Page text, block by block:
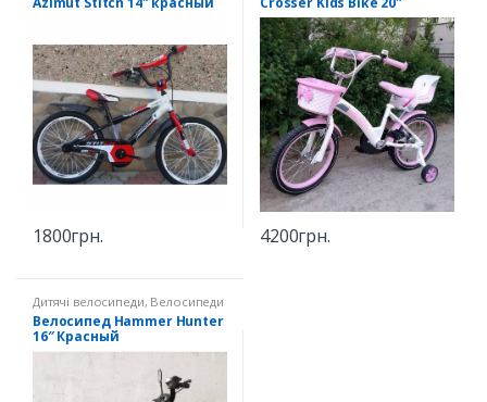
1800грн.
Рожевий
4200грн.
Дитячі велосипеди, Велосипеди
16" зріст 100-116 см
Велосипед Hammer Hunter
16″ Красный